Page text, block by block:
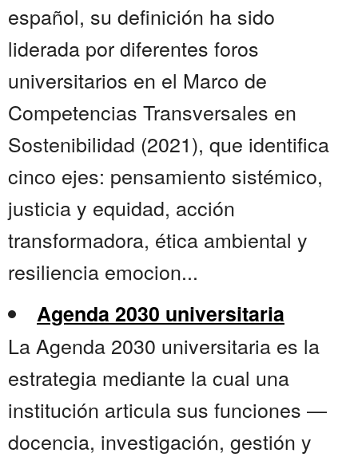
español, su definición ha sido
liderada por diferentes foros
universitarios en el Marco de
Competencias Transversales en
Sostenibilidad (2021), que identifica
cinco ejes: pensamiento sistémico,
justicia y equidad, acción
transformadora, ética ambiental y
resiliencia emocion...
Agenda 2030 universitaria
La Agenda 2030 universitaria es la
estrategia mediante la cual una
institución articula sus funciones —
docencia, investigación, gestión y